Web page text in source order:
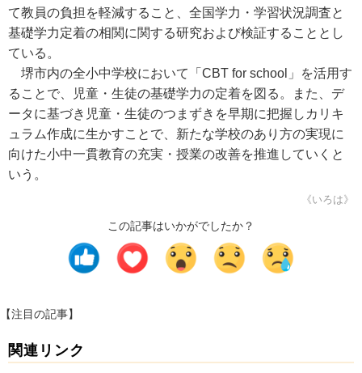
て教員の負担を軽減すること、全国学力・学習状況調査と
基礎学力定着の相関に関する研究および検証することとし
ている。
堺市内の全小中学校において「CBT for school」を活用す
ることで、児童・生徒の基礎学力の定着を図る。また、デ
ータに基づき児童・生徒のつまずきを早期に把握しカリキ
ュラム作成に生かすことで、新たな学校のあり方の実現に
向けた小中一貫教育の充実・授業の改善を推進していくと
いう。
《いろは》
この記事はいかがでしたか？
【注目の記事】
関連リンク